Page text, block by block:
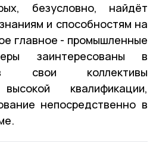
безусловно, найдёт
и способностям на
главное - промышленные
заинтересованы в
свои коллективы
квалификации,
непосредственно в